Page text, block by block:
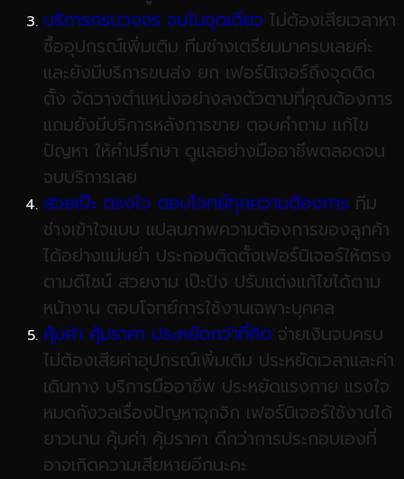
บริการครบวงจร จบในจุดเดียว ไม่ต้องเสียเวลาหา
ซื้ออุปกรณ์เพิ่มเติม ทีมช่างเตรียมมาครบเลยค่ะ
และยังมีบริการขนส่ง ยก เฟอร์นิเจอร์ถึงจุดติด
ตั้ง จัดวางตำแหน่งอย่างลงตัวตามที่คุณต้องการ
เเถมยังมีบริการหลังการขาย ตอบคำถาม แก้ไข
ปัญหา ให้คำปรึกษา ดูแลอย่างมืออาชีพตลอดจน
จบบริการเลย
สวยเป๊ะ ตรงใจ ตอบโจทย์ทุกความต้องการ ทีม
ช่างเข้าใจแบบ แปลนภาพความต้องการของลูกค้า
ได้อย่างแม่นยำ ประกอบติดตั้งเฟอร์นิเจอร์ให้ตรง
ตามดีไซน์ สวยงาม เป๊ะปัง ปรับแต่งแก้ไขได้ตาม
หน้างาน ตอบโจทย์การใช้งานเฉพาะบุคคล
คุ้มค่า คุ้มราคา ประหยัดกว่าที่คิด จ่ายเงินจบครบ
ไม่ต้องเสียค่าอุปกรณ์เพิ่มเติม ประหยัดเวลาและค่า
เดินทาง บริการมืออาชีพ ประหยัดแรงกาย แรงใจ
หมดกังวลเรื่องปัญหาจุกจิก เฟอร์นิเจอร์ใช้งานได้
ยาวนาน คุ้มค่า คุ้มราคา ดีกว่าการประกอบเองที่
อาจเกิดความเสียหายอีกนะคะ